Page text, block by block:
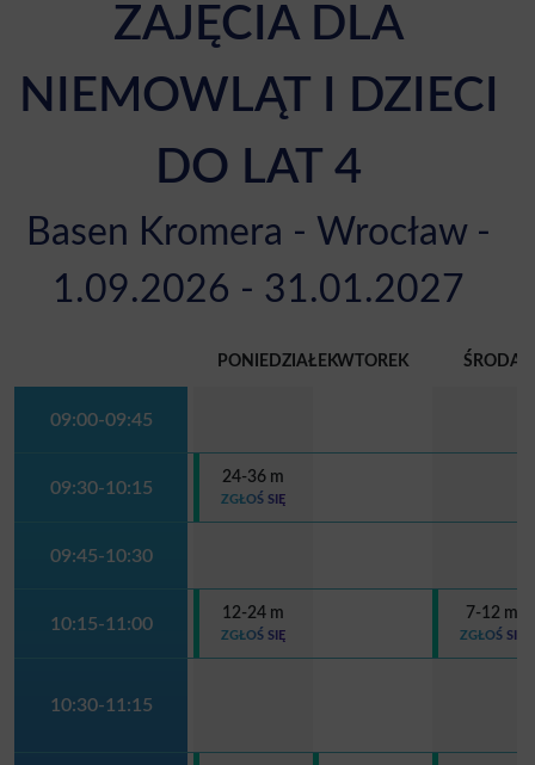
ZAJĘCIA DLA
NIEMOWLĄT I DZIECI
DO LAT 4
Basen Kromera - Wrocław -
1.09.2026 - 31.01.2027
PONIEDZIAŁEKWTOREK ŚRODA
09:00-09:45
09:30-10:15
24-36 m
ZGŁOŚ SIĘ
09:45-10:30
10:15-11:00
12-24 m
ZGŁOŚ SIĘ
7-12 m
ZGŁOŚ SIĘ
10:30-11:15